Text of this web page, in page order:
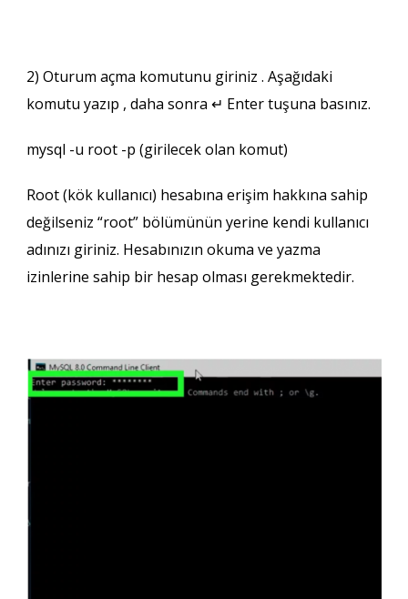
2) Oturum açma komutunu giriniz . Aşağıdaki
komutu yazıp , daha sonra ↵ Enter tuşuna basınız.
mysql -u root -p (girilecek olan komut)
Root (kök kullanıcı) hesabına erişim hakkına sahip
değilseniz “root” bölümünün yerine kendi kullanıcı
adınızı giriniz. Hesabınızın okuma ve yazma
izinlerine sahip bir hesap olması gerekmektedir.